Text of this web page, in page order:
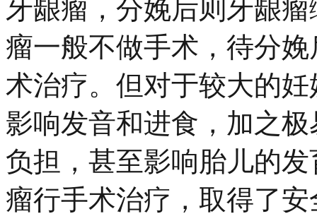
牙龈瘤，分娩后则牙龈
瘤一般不做手术，待分
术治疗。但对于较大的
影响发音和进食，加之
负担，甚至影响胎儿的
瘤行手术治疗，取得了